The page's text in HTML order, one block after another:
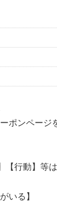
ポンページ
行動】等
いる】